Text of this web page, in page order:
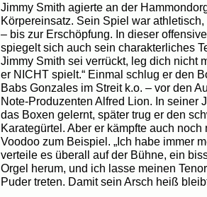
Jimmy Smith agierte an der
Körpereinsatz. Sein Spiel war
– bis zur Erschöpfung. In dieser
spiegelt sich auch sein charakterliches
Jimmy Smith sei verrückt, leg dich nicht
er NICHT spielt.“ Einmal schlug er den
Babs Gonzales im Streit k.o. – vor den
Note-Produzenten Alfred Lion. In seiner
das Boxen gelernt, später trug er den
Karategürtel. Aber er kämpfte auch
Voodoo zum Beispiel. „Ich habe immer
verteile es überall auf der Bühne, ein
Orgel herum, und ich lasse meinen
Puder treten. Damit sein Arsch heiß